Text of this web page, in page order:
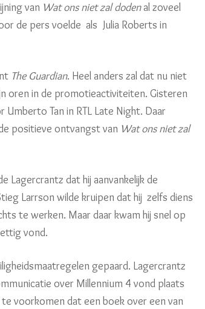
van Wat ons niet zal dodenal zoveel
de pers voelde als Julia Roberts in
The Guardian. Heel anders zal dat nu niet
oren in de promotieactiviteiten. Gisteren
Tan in RTL Late Night. Daar
positieve ontvangst van Wat ons niet zal
Lagercrantz dat hij aanvankelijk de
Larrson wilde kruipen dat hij zelfs diens
te werken. Maar daar kwam hij snel op
vond.
gepaard. Lagercrantz
over Millennium 4 vond plaats
voorkomen dat een boek over een van